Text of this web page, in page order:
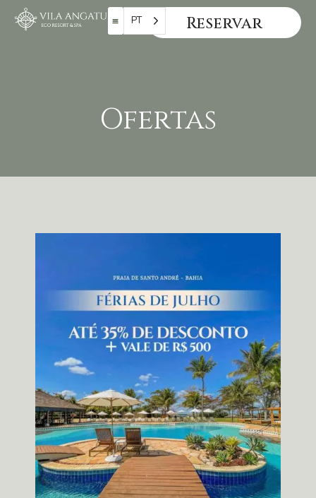
Reservar
PT
Ofertas